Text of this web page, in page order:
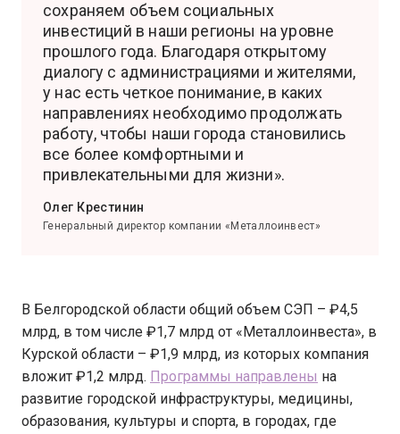
сохраняем объем социальных
инвестиций в наши регионы на уровне
прошлого года. Благодаря открытому
диалогу с администрациями и жителями,
у нас есть четкое понимание, в каких
направлениях необходимо продолжать
работу, чтобы наши города становились
все более комфортными и
привлекательными для жизни».
Олег Крестинин
Генеральный директор компании «Металлоинвест»
В Белгородской области общий объем СЭП – ₽4,5
млрд, в том числе ₽1,7 млрд от «Металлоинвеста», в
Курской области – ₽1,9 млрд, из которых компания
вложит ₽1,2 млрд. Программы направлены на
развитие городской инфраструктуры, медицины,
образования, культуры и спорта, в городах, где